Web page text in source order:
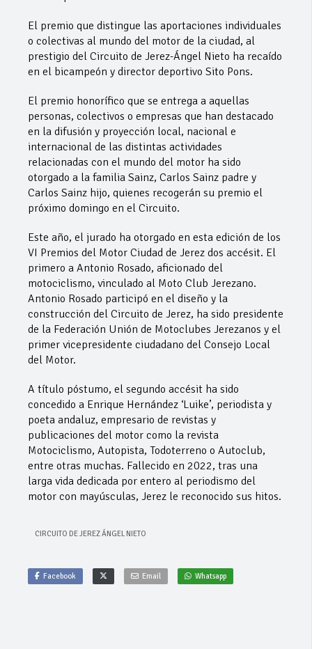
El premio que distingue las aportaciones individuales
o colectivas al mundo del motor de la ciudad, al
prestigio del Circuito de Jerez-Ángel Nieto ha recaído
en el bicampeón y director deportivo Sito Pons.
El premio honorífico que se entrega a aquellas
personas, colectivos o empresas que han destacado
en la difusión y proyección local, nacional e
internacional de las distintas actividades
relacionadas con el mundo del motor ha sido
otorgado a la familia Sainz, Carlos Sainz padre y
Carlos Sainz hijo, quienes recogerán su premio el
próximo domingo en el Circuito.
Este año, el jurado ha otorgado en esta edición de los
VI Premios del Motor Ciudad de Jerez dos accésit. El
primero a Antonio Rosado, aficionado del
motociclismo, vinculado al Moto Club Jerezano.
Antonio Rosado participó en el diseño y la
construcción del Circuito de Jerez, ha sido presidente
de la Federación Unión de Motoclubes Jerezanos y el
primer vicepresidente ciudadano del Consejo Local
del Motor.
A título póstumo, el segundo accésit ha sido
concedido a Enrique Hernández ‘Luike’, periodista y
poeta andaluz, empresario de revistas y
publicaciones del motor como la revista
Motociclismo, Autopista, Todoterreno o Autoclub,
entre otras muchas. Fallecido en 2022, tras una
larga vida dedicada por entero al periodismo del
motor con mayúsculas, Jerez le reconocido sus hitos.
CIRCUITO DE JEREZ ÁNGEL NIETO
Facebook Email Whatsapp